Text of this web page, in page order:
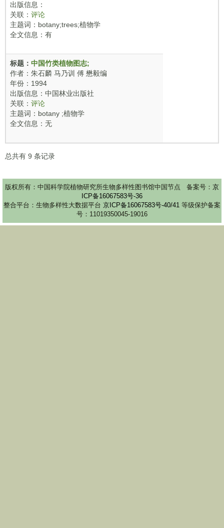
出版信息：
关联： 评论
主题词：botany;trees;植物学
全文信息：有
标题： 中国竹类植物图志;
作者：朱石麟 马乃训 傅 懋毅编
年份：1994
出版信息：中国林业出版社
关联： 评论
主题词：botany ;植物学
全文信息：无
总共有 9 条记录
版权所有：中国科学院植物研究所生物多样性图书馆中国节点 备案号： 京
ICP备16067583号-36
整合平台：生物多样性大数据平台 京ICP备16067583号-40/41 等级保护备案
号：11019350045-19016